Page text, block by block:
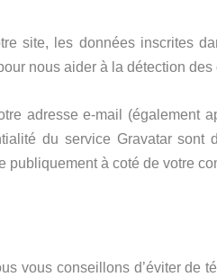
site, les données inscrites
nous aider à la détection
adresse e-mail (également
du service Gravatar sont
publiquement à coté de votre
vous conseillons d’éviter de